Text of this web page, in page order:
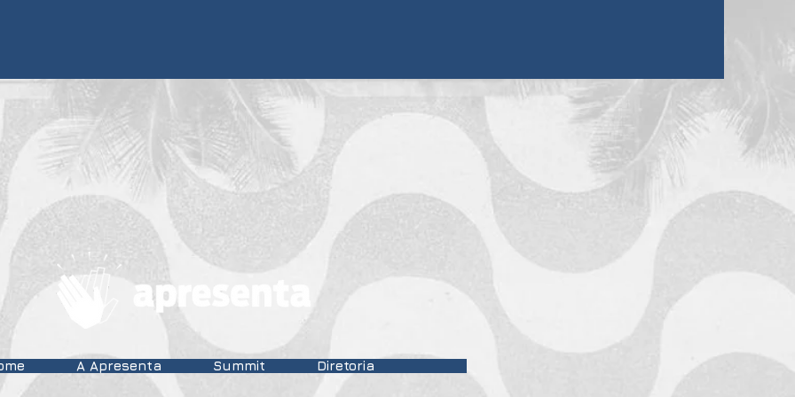
A Apresenta Summit Diretoria